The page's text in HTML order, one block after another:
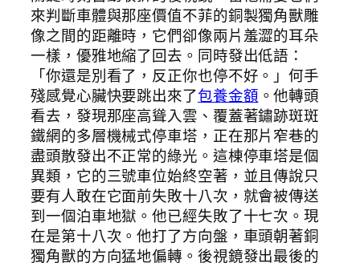
來判斷車體與那座價值不菲的銅製獨角獸雕
像之間的距離時，它們卻像兩片羞澀的耳朵
一樣，優雅地縮了回去。同時發出低語：
「你還是別看了，反正你也停不好。」何手
殘感覺心臟快要跳出來了包養金額 。他轉頭
看去，發現那座高聳入雲、覆蓋著鏽跡斑斑
鐵網的多層機械式停車塔，正在那片窄巷的
盡頭散發出不正常的綠光。這棟停車塔是個
異類，它的三號車位始終空著，並且傳說只
要有人敢在它面前失敗十八次，就會被傳送
到一個泊車地獄。他已經失敗了十七次。現
在是第十八次。他打了方向盤，車頭朝著銅
獨角獸的方向猛地偏轉。後視鏡發出最後的